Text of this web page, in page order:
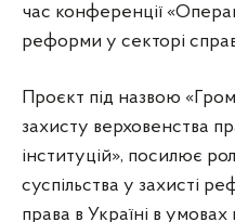
час конференції
реформи у секторі
Проєкт під назвою
захисту верховенства
інституцій», посилює
суспільства у захисті
права в Україні в